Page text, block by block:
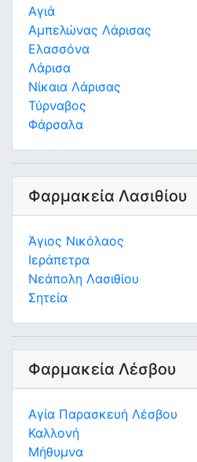
Αγιά
Αμπελώνας Λάρισας
Ελασσόνα
Λάρισα
Νίκαια Λάρισας
Τύρναβος
Φάρσαλα
Φαρμακεία Λασιθίου
Άγιος Νικόλαος
Ιεράπετρα
Νεάπολη Λασιθίου
Σητεία
Φαρμακεία Λέσβου
Αγία Παρασκευή Λέσβου
Καλλονή
Μήθυμνα